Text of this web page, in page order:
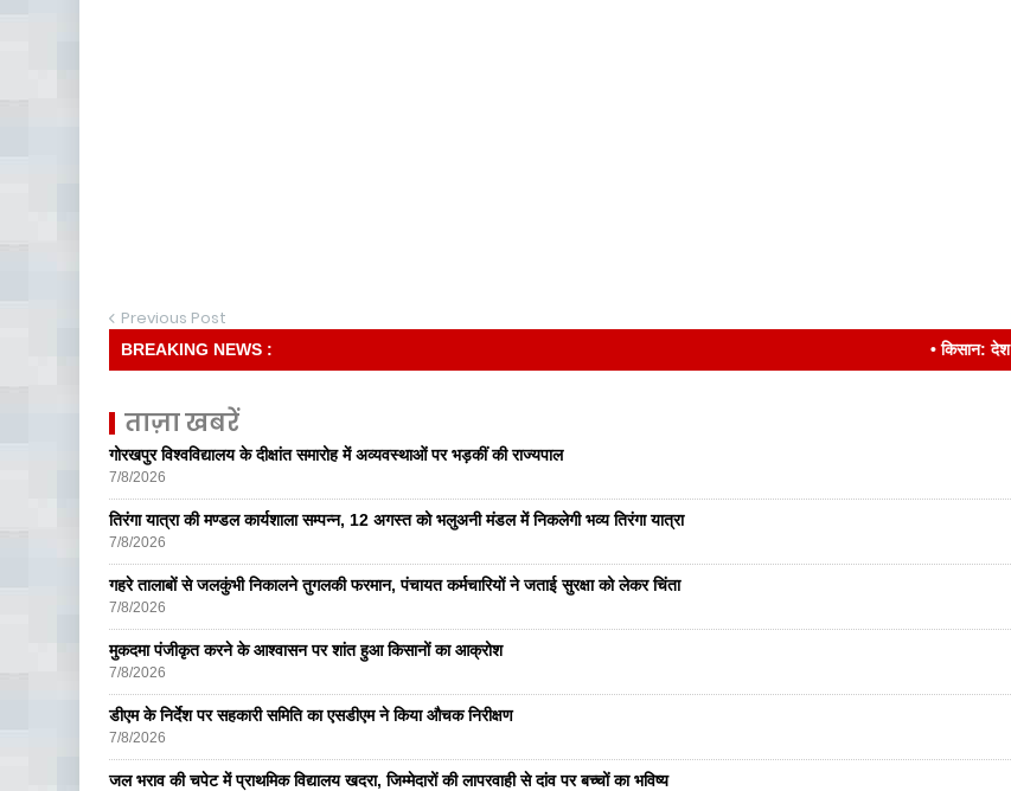
Previous Post
BREAKING NEWS : • किसान: देश की रीढ़
ताज़ा खबरें
गोरखपुर विश्वविद्यालय के दीक्षांत समारोह में अव्यवस्थाओं पर भड़कीं की राज्यपाल
7/8/2026
तिरंगा यात्रा की मण्डल कार्यशाला सम्पन्न, 12 अगस्त को भलुअनी मंडल में निकलेगी भव्य तिरंगा यात्रा
7/8/2026
गहरे तालाबों से जलकुंभी निकालने तुगलकी फरमान, पंचायत कर्मचारियों ने जताई सुरक्षा को लेकर चिंता
7/8/2026
मुकदमा पंजीकृत करने के आश्वासन पर शांत हुआ किसानों का आक्रोश
7/8/2026
डीएम के निर्देश पर सहकारी समिति का एसडीएम ने किया औचक निरीक्षण
7/8/2026
जल भराव की चपेट में प्राथमिक विद्यालय खदरा, जिम्मेदारों की लापरवाही से दांव पर बच्चों का भविष्य